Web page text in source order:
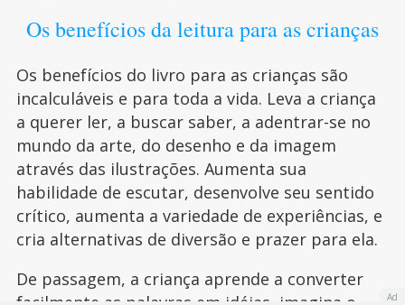
Os benefícios da leitura para as crianças
Os benefícios do livro para as crianças são
incalculáveis e para toda a vida. Leva a criança
a querer ler, a buscar saber, a adentrar-se no
mundo da arte, do desenho e da imagem
através das ilustrações. Aumenta sua
habilidade de escutar, desenvolve seu sentido
crítico, aumenta a variedade de experiências, e
cria alternativas de diversão e prazer para ela.
De passagem, a criança aprende a converter
Ad